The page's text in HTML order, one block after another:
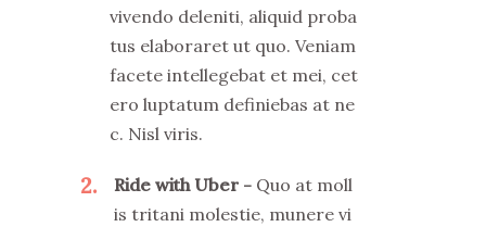
vivendo deleniti, aliquid proba
tus elaboraret ut quo. Veniam
facete intellegebat et mei, cet
ero luptatum definiebas at ne
c. Nisl viris.
2 Ride with Uber
Quo at moll
is tritani molestie, munere vi